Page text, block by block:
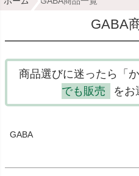
GABA
商品選びに迷ったら「
でも販売
をお
GABA
新着順
優先度順
レビュー順
キーワードヒット順